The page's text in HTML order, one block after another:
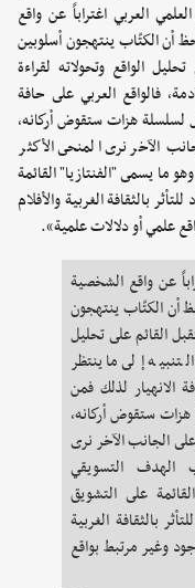
العربي اغتراباً عن واقع
أن الكتّاب ينتهجون أسلوبين
الواقع وتحولاته لقراءة
فالواقع العربي على حافة
لسلسلة هزات ستقوض أركانه،
الآخر نرى المنحى الأكثر
ما يسمى "الفنتازيا" القائمة
بالثقافة الغربية والأفلام
علمي أو دلالات علمية».
عن واقع الشخصية
أن الكتّاب ينتهجون
القائم على تحليل
إلى ما ينتظر
الانهيار لذلك فمن
ستقوض أركانه،
الجانب الآخر نرى
الهدف التسويقي
على التشويق
بالثقافة الغربية
وغير مرتبط بواقع